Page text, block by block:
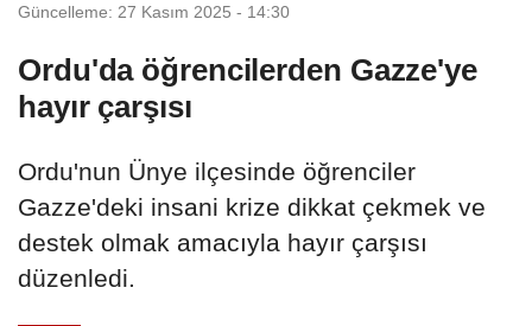
Güncelleme: 27 Kasım 2025 - 14:30
Ordu'da öğrencilerden Gazze'ye
hayır çarşısı
Ordu'nun Ünye ilçesinde öğrenciler
Gazze'deki insani krize dikkat çekmek ve
destek olmak amacıyla hayır çarşısı
düzenledi.